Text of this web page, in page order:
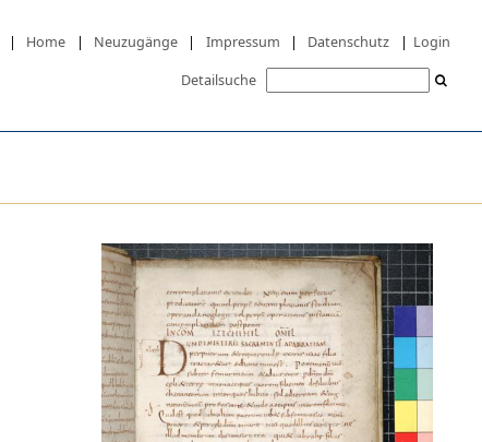
| Home | Neuzugänge | Impressum | Datenschutz | Login
Detailsuche